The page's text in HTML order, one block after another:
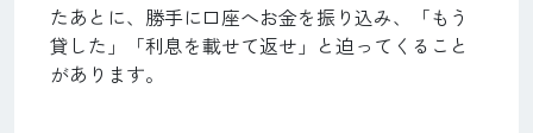
たあとに、勝手に口座へお金を振り込み、「もう
貸した」「利息を載せて返せ」と迫ってくること
があります。